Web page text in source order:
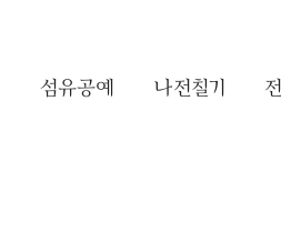
섬유공예 나전칠기